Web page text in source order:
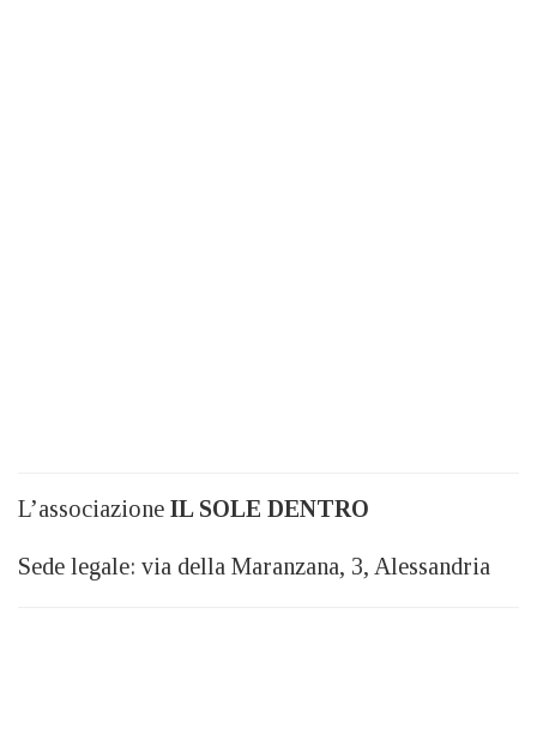
L’associazione IL SOLE DENTRO
Sede legale: via della Maranzana, 3, Alessandria